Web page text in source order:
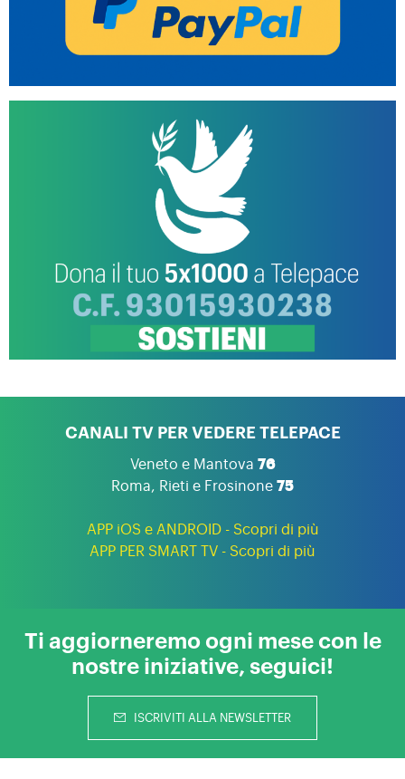
CANALI TV PER VEDERE TELEPACE
Veneto e Mantova 76
Roma, Rieti e Frosinone 75
APP iOS e ANDROID - Scopri di più
APP PER SMART TV - Scopri di più
Ti aggiorneremo ogni mese con le
nostre iniziative, seguici!
ISCRIVITI ALLA NEWSLETTER